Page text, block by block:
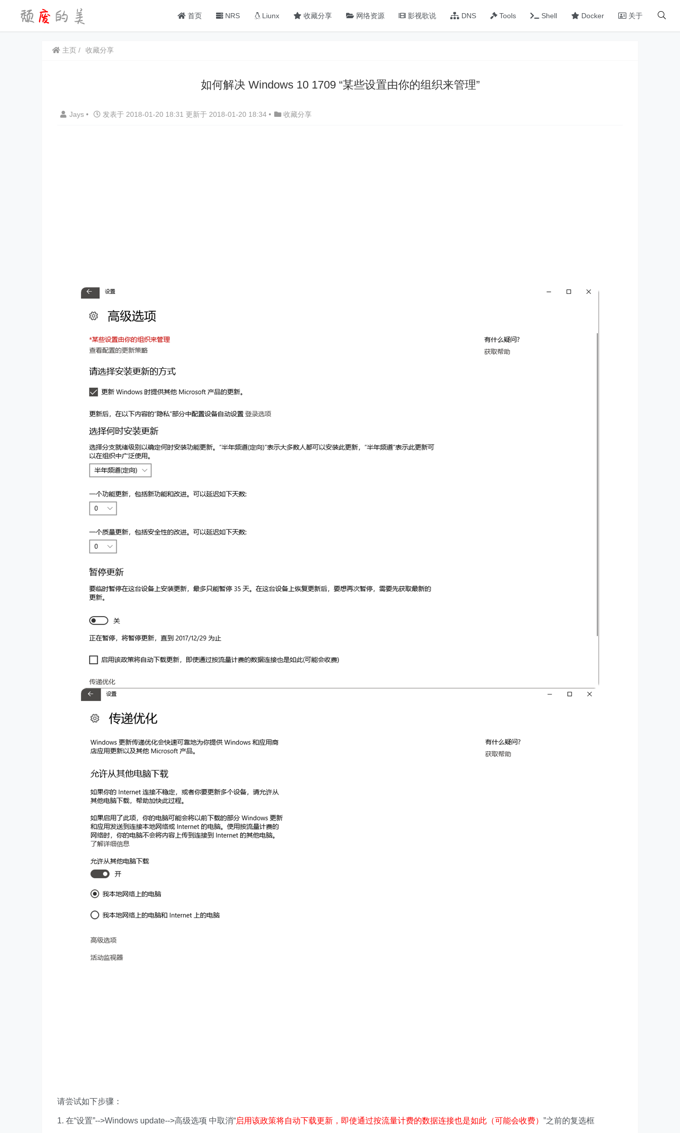
首页 NRS Liunx 收藏分享 网络资源 影视歌说 DNS Tools Shell Docker 关于
主页 收藏分享
如何解决 Windows 10 1709 “某些设置由你的组织来管理”
Jays • 发表于 2018-01-20 18:31 更新于 2018-01-20 18:34 • 收藏分享
请尝试如下步骤：
1. 在“设置”-->Windows update-->高级选项 中取消“启用该政策将自动下载更新，即使通过按流量计费的数据连接也是如此（可能会收费） ”之前的复选框